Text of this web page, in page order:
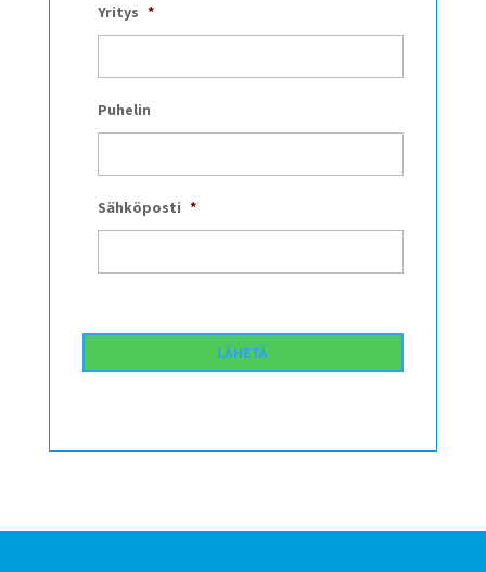
Yritys *
Puhelin
Sähköposti *